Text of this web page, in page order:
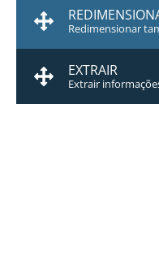
Redimensionar
EXTRAIR
Extrair